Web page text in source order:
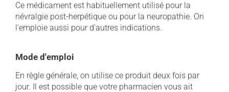
Ce médicament est habituellement utilisé pour la
névralgie post-herpétique ou pour la neuropathie. On
l'emploie aussi pour d'autres indications.
Mode d'emploi
En règle générale, on utilise ce produit deux fois par
jour. Il est possible que votre pharmacien vous ait